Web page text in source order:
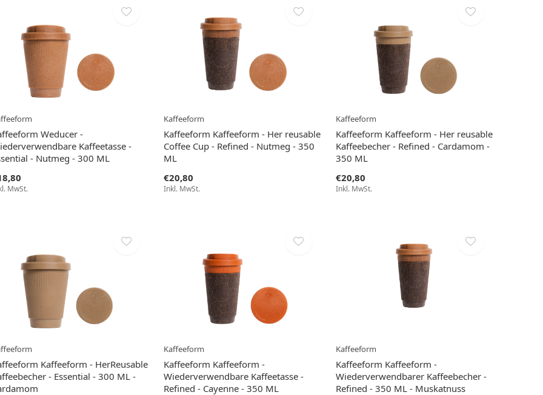
Weducer -
Kaffeetasse -
- Nutmeg - 300 ML
MwSt.
Kaffeeform
Kaffeeform Kaffeeform - Her reusable
Coffee Cup - Refined - Nutmeg - 350
ML
€20,80
Inkl. MwSt.
Kaffeeform
Kaffeeform Kaffeeform - Her reusable
Kaffeebecher - Refined - Cardamom -
350 ML
€20,80
Inkl. MwSt.
Kaffeeform - HerReusable
- Essential - 300 ML -
Kaffeeform
Kaffeeform Kaffeeform -
Wiederverwendbare Kaffeetasse -
Refined - Cayenne - 350 ML
Kaffeeform
Kaffeeform Kaffeeform -
Wiederverwendbarer Kaffeebecher -
Refined - 350 ML - Muskatnuss